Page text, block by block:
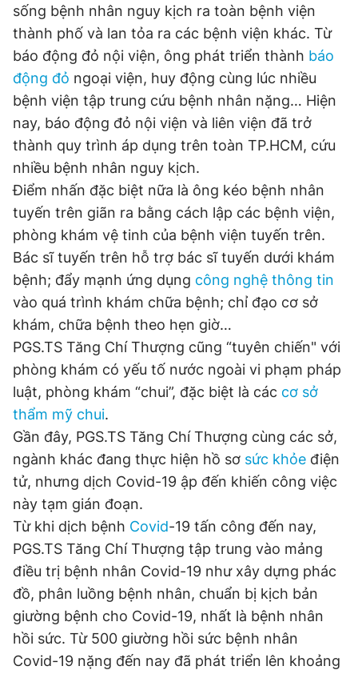
sống bệnh nhân nguy kịch ra toàn bệnh viện
thành phố và lan tỏa ra các bệnh viện khác. Từ
báo động đỏ nội viện, ông phát triển thành báo
động đỏ ngoại viện, huy động cùng lúc nhiều
bệnh viện tập trung cứu bệnh nhân nặng… Hiện
nay, báo động đỏ nội viện và liên viện đã trở
thành quy trình áp dụng trên toàn TP.HCM, cứu
nhiều bệnh nhân nguy kịch.
Điểm nhấn đặc biệt nữa là ông kéo bệnh nhân
tuyến trên giãn ra bằng cách lập các bệnh viện,
phòng khám vệ tinh của bệnh viện tuyến trên.
Bác sĩ tuyến trên hỗ trợ bác sĩ tuyến dưới khám
bệnh; đẩy mạnh ứng dụng công nghệ thông tin
vào quá trình khám chữa bệnh; chỉ đạo cơ sở
khám, chữa bệnh theo hẹn giờ…
PGS.TS Tăng Chí Thượng cũng “tuyên chiến" với
phòng khám có yếu tố nước ngoài vi phạm pháp
luật, phòng khám “chui”, đặc biệt là các cơ sở
thẩm mỹ chui.
Gần đây, PGS.TS Tăng Chí Thượng cùng các sở,
ngành khác đang thực hiện hồ sơ sức khỏe điện
tử, nhưng dịch Covid-19 ập đến khiến công việc
này tạm gián đoạn.
Từ khi dịch bệnh Covid-19 tấn công đến nay,
PGS.TS Tăng Chí Thượng tập trung vào mảng
điều trị bệnh nhân Covid-19 như xây dựng phác
đồ, phân luồng bệnh nhân, chuẩn bị kịch bản
giường bệnh cho Covid-19, nhất là bệnh nhân
hồi sức. Từ 500 giường hồi sức bệnh nhân
Covid-19 nặng đến nay đã phát triển lên khoảng